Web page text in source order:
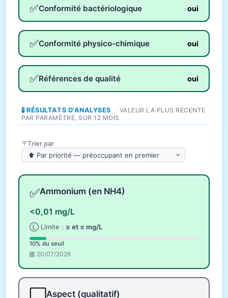
✅Conformité bactériologique oui
✅Conformité physico-chimique oui
✅Références de qualité oui
🧪 RÉSULTATS D'ANALYSES
· VALEUR LA PLUS RÉCENTE
PAR PARAMÈTRE, SUR 12 MOIS
Trier par
✅Ammonium (en NH4)
<0,01 mg/L
Ⓛ Limite : ≥ et ≤ mg/L
10% du seuil
20/07/2026
Aspect (qualitatif)